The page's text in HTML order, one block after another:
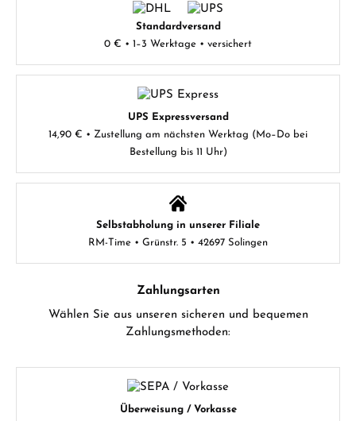
Standardversand
0 € • 1–3 Werktage • versichert
UPS Expressversand
14,90 € • Zustellung am nächsten Werktag (Mo–Do bei
Bestellung bis 11 Uhr)
Selbstabholung in unserer Filiale
RM-Time • Grünstr. 5 • 42697 Solingen
Zahlungsarten
Wählen Sie aus unseren sicheren und bequemen
Zahlungsmethoden:
Überweisung / Vorkasse